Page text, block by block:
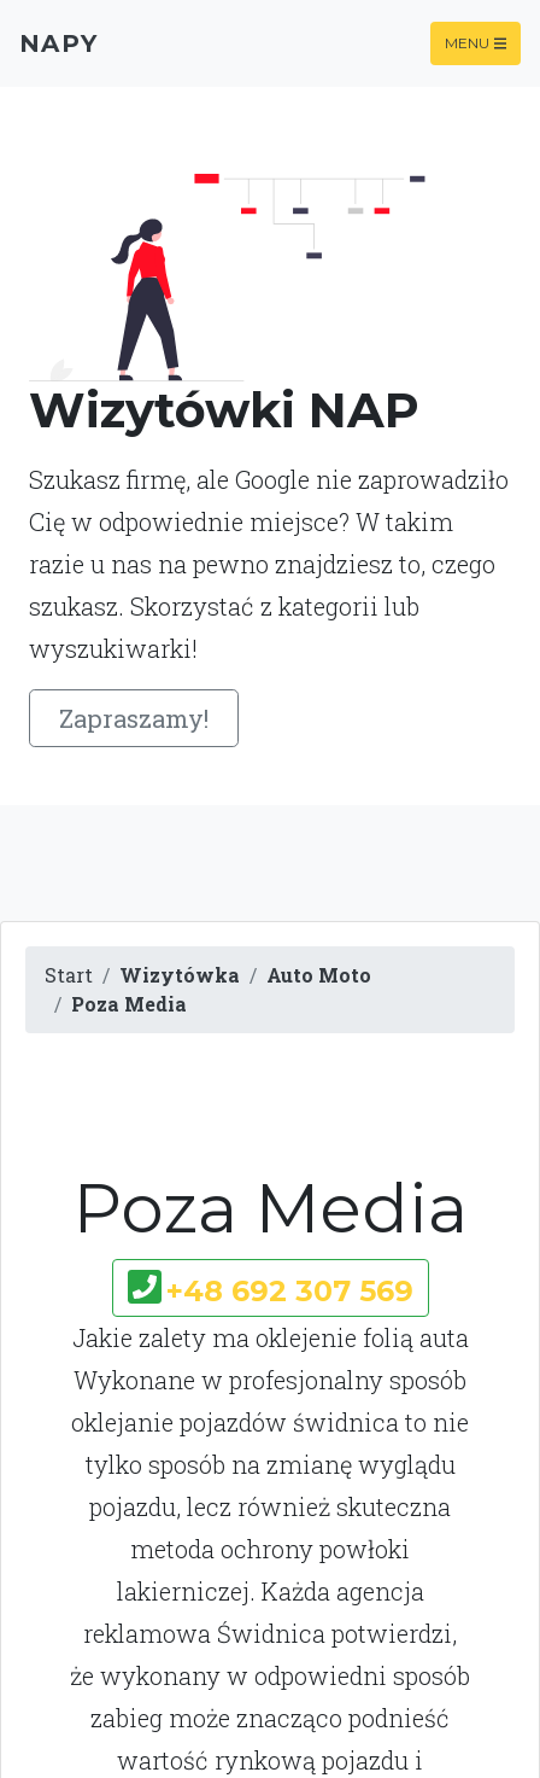
Wizytówki NAP
Szukasz firmę, ale Google nie zaprowadziło
Cię w odpowiednie miejsce? W takim
razie u nas na pewno znajdziesz to, czego
szukasz. Skorzystać z kategorii lub
wyszukiwarki!
Zapraszamy!
NAPY MENU
Start Wizytówka
Auto Moto
Poza Media
Poza Media
+48 692 307 569
Jakie zalety ma oklejenie folią auta
Wykonane w profesjonalny sposób
oklejanie pojazdów świdnica to nie
tylko sposób na zmianę wyglądu
pojazdu, lecz również skuteczna
metoda ochrony powłoki
lakierniczej. Każda agencja
reklamowa Świdnica potwierdzi,
że wykonany w odpowiedni sposób
zabieg może znacząco podnieść
wartość rynkową pojazdu i